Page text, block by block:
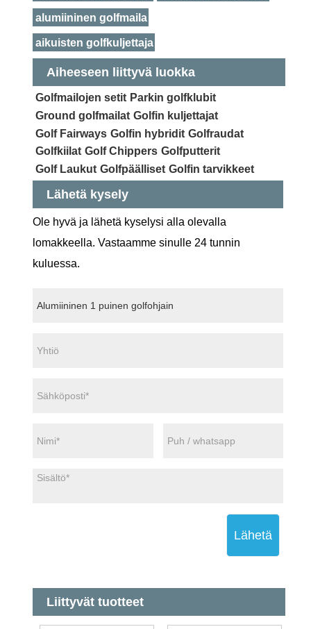
alumiininen golfmaila
aikuisten golfkuljettaja
Aiheeseen liittyvä luokka
Golfmailojen setit Parkin golfklubit
Ground golfmailat Golfin kuljettajat
Golf Fairways Golfin hybridit Golfraudat
Golfkiilat Golf Chippers Golfputterit
Golf Laukut Golfpäälliset Golfin tarvikkeet
Lähetä kysely
Ole hyvä ja lähetä kyselysi alla olevalla
lomakkeella. Vastaamme sinulle 24 tunnin
kuluessa.
Lähetä
Liittyvät tuotteet